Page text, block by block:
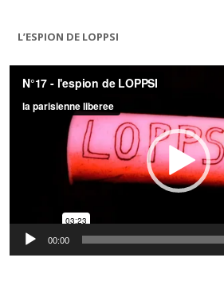
L’ESPION DE LOPPSI
Lecteur
vidéo
00:00